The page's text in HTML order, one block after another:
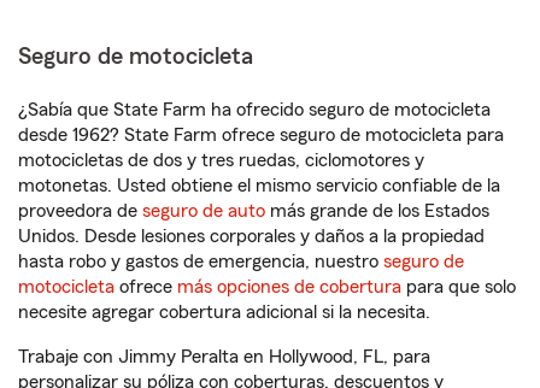
Seguro de motocicleta
¿Sabía que State Farm ha ofrecido seguro de motocicleta
desde 1962? State Farm ofrece seguro de motocicleta para
motocicletas de dos y tres ruedas, ciclomotores y
motonetas. Usted obtiene el mismo servicio confiable de la
proveedora de seguro de auto más grande de los Estados
Unidos. Desde lesiones corporales y daños a la propiedad
hasta robo y gastos de emergencia, nuestro seguro de
motocicleta ofrece más opciones de cobertura para que solo
necesite agregar cobertura adicional si la necesita.
Trabaje con Jimmy Peralta en Hollywood, FL, para
personalizar su póliza con coberturas, descuentos y